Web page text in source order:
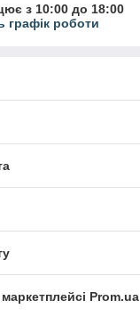
з 10:00 до 18:00
графік роботи
Prom.ua